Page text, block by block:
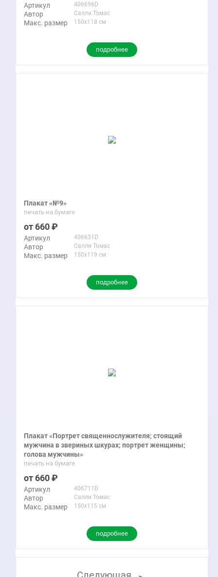
Артикул 406696D
Автор Салли Томас
Макс. размер 150x118 см
подробнее
Плакат «№9»
печать на бумаге
660
Артикул 406631D
Автор Салли Томас
Макс. размер 150x119 см
подробнее
Плакат «Портрет священнослужителя; стоящий
мужчина в звериных шкурах; портрет женщины;
голова мужчины»
печать на бумаге
660
Артикул 406711D
Автор Салли Томас
Макс. размер 150x115 см
подробнее